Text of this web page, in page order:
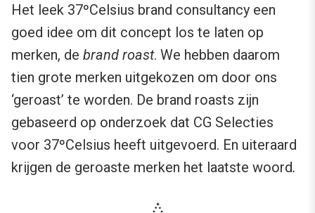
Het leek 37ºCelsius brand consultancy een
goed idee om dit concept los te laten op
merken, de brand roast. We hebben daarom
tien grote merken uitgekozen om door ons
‘geroast’ te worden. De brand roasts zijn
gebaseerd op onderzoek dat CG Selecties
voor 37ºCelsius heeft uitgevoerd. En uiteraard
krijgen de geroaste merken het laatste woord.